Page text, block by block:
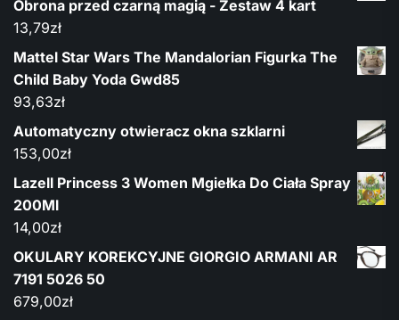
Obrona przed czarną magią - Zestaw 4 kart
13,79zł
Mattel Star Wars The Mandalorian Figurka The
Child Baby Yoda Gwd85
93,63zł
Automatyczny otwieracz okna szklarni
153,00zł
Lazell Princess 3 Women Mgiełka Do Ciała Spray
200Ml
14,00zł
OKULARY KOREKCYJNE GIORGIO ARMANI AR
7191 5026 50
679,00zł